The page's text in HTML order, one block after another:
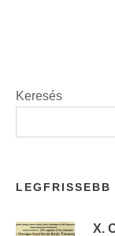
Keresés
LEGFRISSEBB
X.